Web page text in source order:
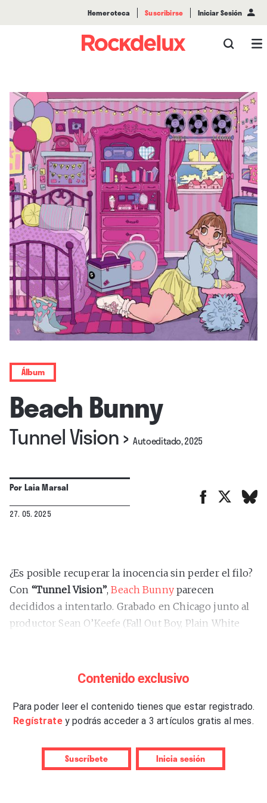
Hemeroteca Suscribirse Iniciar Sesión
Álbum
Beach Bunny
Tunnel Vision› Autoeditado, 2025
PorLaia Marsal
27. 05. 2025
¿Es posible recuperar la inocencia sin perder el filo?
Con “Tunnel Vision”, Beach Bunnyparecen
decididos a intentarlo. Grabado en Chicago junto al
productor Sean O’Keefe (Fall Out Boy, Plain White
Honeymoon”(2020) y las producciones
llevaran a explorar territorios más amplios y
atmosféricos.
El disco abre con“Mr. Predictable”, una descarga de
power pop que evoca tanto la energía frenética de
Contenido exclusivo
Para poder leer el contenido tienes que estar registrado.
Regístrate y podrás acceder a 3 artículos gratis al mes.
Suscríbete Inicia sesión